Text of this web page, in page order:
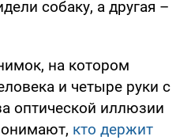
собаку, а другая –
на котором
и четыре руки с
оптической иллюзии
кто держит